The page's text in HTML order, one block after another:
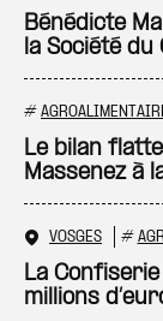
Bénédicte
la Société
#
Le bilan
Massenez à
VOSGES #
La
millions